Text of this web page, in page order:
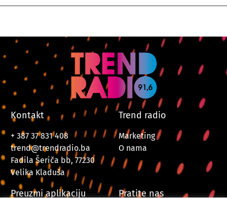
Kontakt
+ 387 37 831 408
trend@trendradio.ba
Fadila Šeriča bb, 77230
Velika Kladuša
Trend radio
Marketing
O nama
Preuzmi aplikaciju Pratite nas